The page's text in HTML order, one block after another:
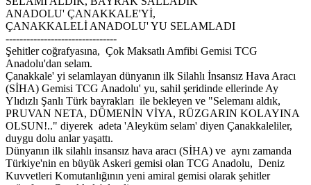
ANADOLU' ÇANAKKALE'Yİ,
ÇANAKKALELİ ANADOLU' YU SELAMLADI
--------------------------------
Şehitler coğrafyasına, Çok Maksatlı Amfibi Gemisi TCG
Anadolu'dan selam.
Çanakkale' yi selamlayan dünyanın ilk Silahlı İnsansız Hava Aracı
(SİHA) Gemisi TCG Anadolu' yu, sahil şeridinde ellerinde Ay
Ylıdızlı Şanlı Türk bayrakları ile bekleyen ve "Selemanı aldık,
PRUVAN NETA, DÜMENİN VİYA, RÜZGARIN KOLAYINA
OLSUN!.." diyerek adeta 'Aleyküm selam' diyen Çanakkaleliler,
duygu dolu anlar yaşattı.
Dünyanın ilk silahlı insansız hava aracı (SİHA) ve aynı zamanda
Türkiye'nin en büyük Askeri gemisi olan TCG Anadolu, Deniz
Kuvvetleri Komutanlığının yeni amiral gemisi olarak şehitler